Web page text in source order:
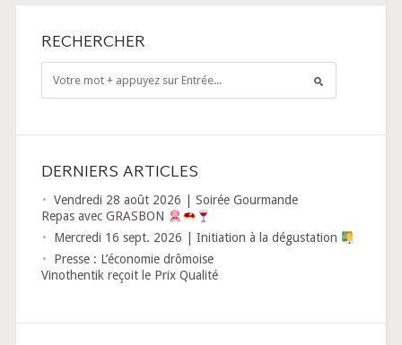
RECHERCHER
DERNIERS ARTICLES
Vendredi 28 août 2026 | Soirée Gourmande
Repas avec GRASBON
Mercredi 16 sept. 2026 | Initiation à la dégustation
Presse : L’économie drômoise
Vinothentik reçoit le Prix Qualité